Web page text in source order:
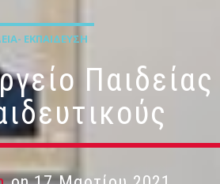
ΕΚΠΑΊΔΕΥΣΗ
Παιδείας